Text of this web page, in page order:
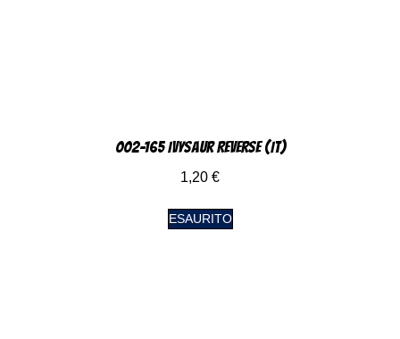
002-165 Ivysaur Reverse (IT)
1,20 €
ESAURITO